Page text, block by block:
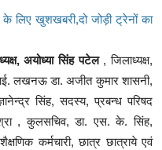
के लिए खुशखबरी,दो जोड़ी ट्रेनों का
अयोध्या सिंह पटेल, जिलाध्यक्ष,
लखनऊ डा. अजीत कुमार शासनी,
सिंह, सदस्य, प्रबन्ध परिषद
, कुलसचिव, डा. एस. के. सिंह,
कर्मचारी, छात्र छात्राये एवं